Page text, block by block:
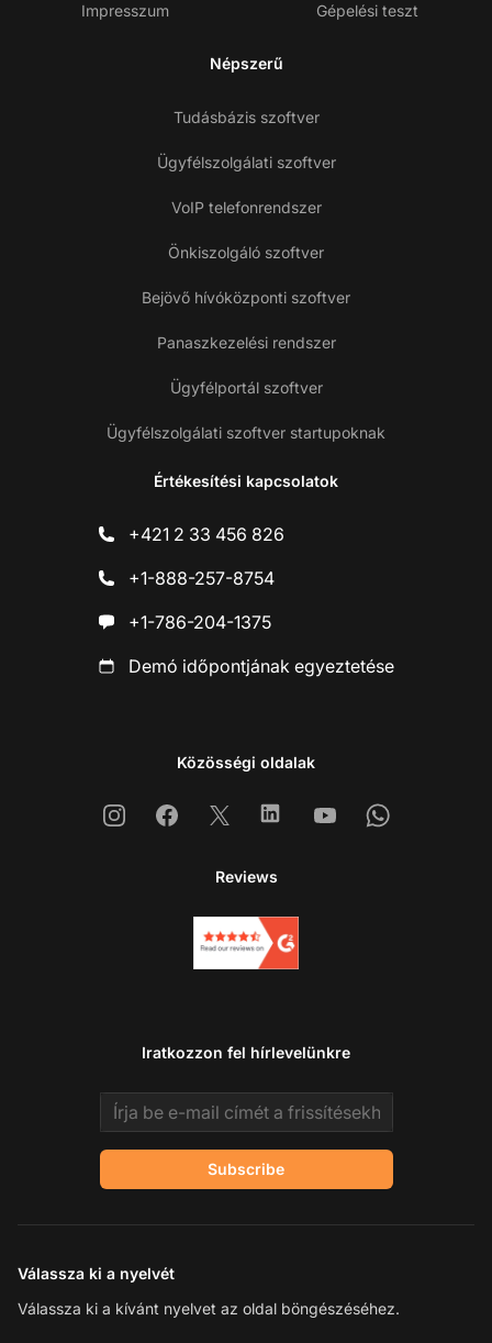
Impresszum Gépelési teszt
Népszerű
Tudásbázis szoftver
Ügyfélszolgálati szoftver
VoIP telefonrendszer
Önkiszolgáló szoftver
Bejövő hívóközponti szoftver
Panaszkezelési rendszer
Ügyfélportál szoftver
Ügyfélszolgálati szoftver startupoknak
Értékesítési kapcsolatok
+421 2 33 456 826
+1-888-257-8754
+1-786-204-1375
Demó időpontjának egyeztetése
Közösségi oldalak
InstagramFacebook
X LinkedinYoutubeWhatsapp
Reviews
Iratkozzon fel hírlevelünkre
Email address
Subscribe
Válassza ki a nyelvét
Válassza ki a kívánt nyelvet az oldal böngészéséhez.